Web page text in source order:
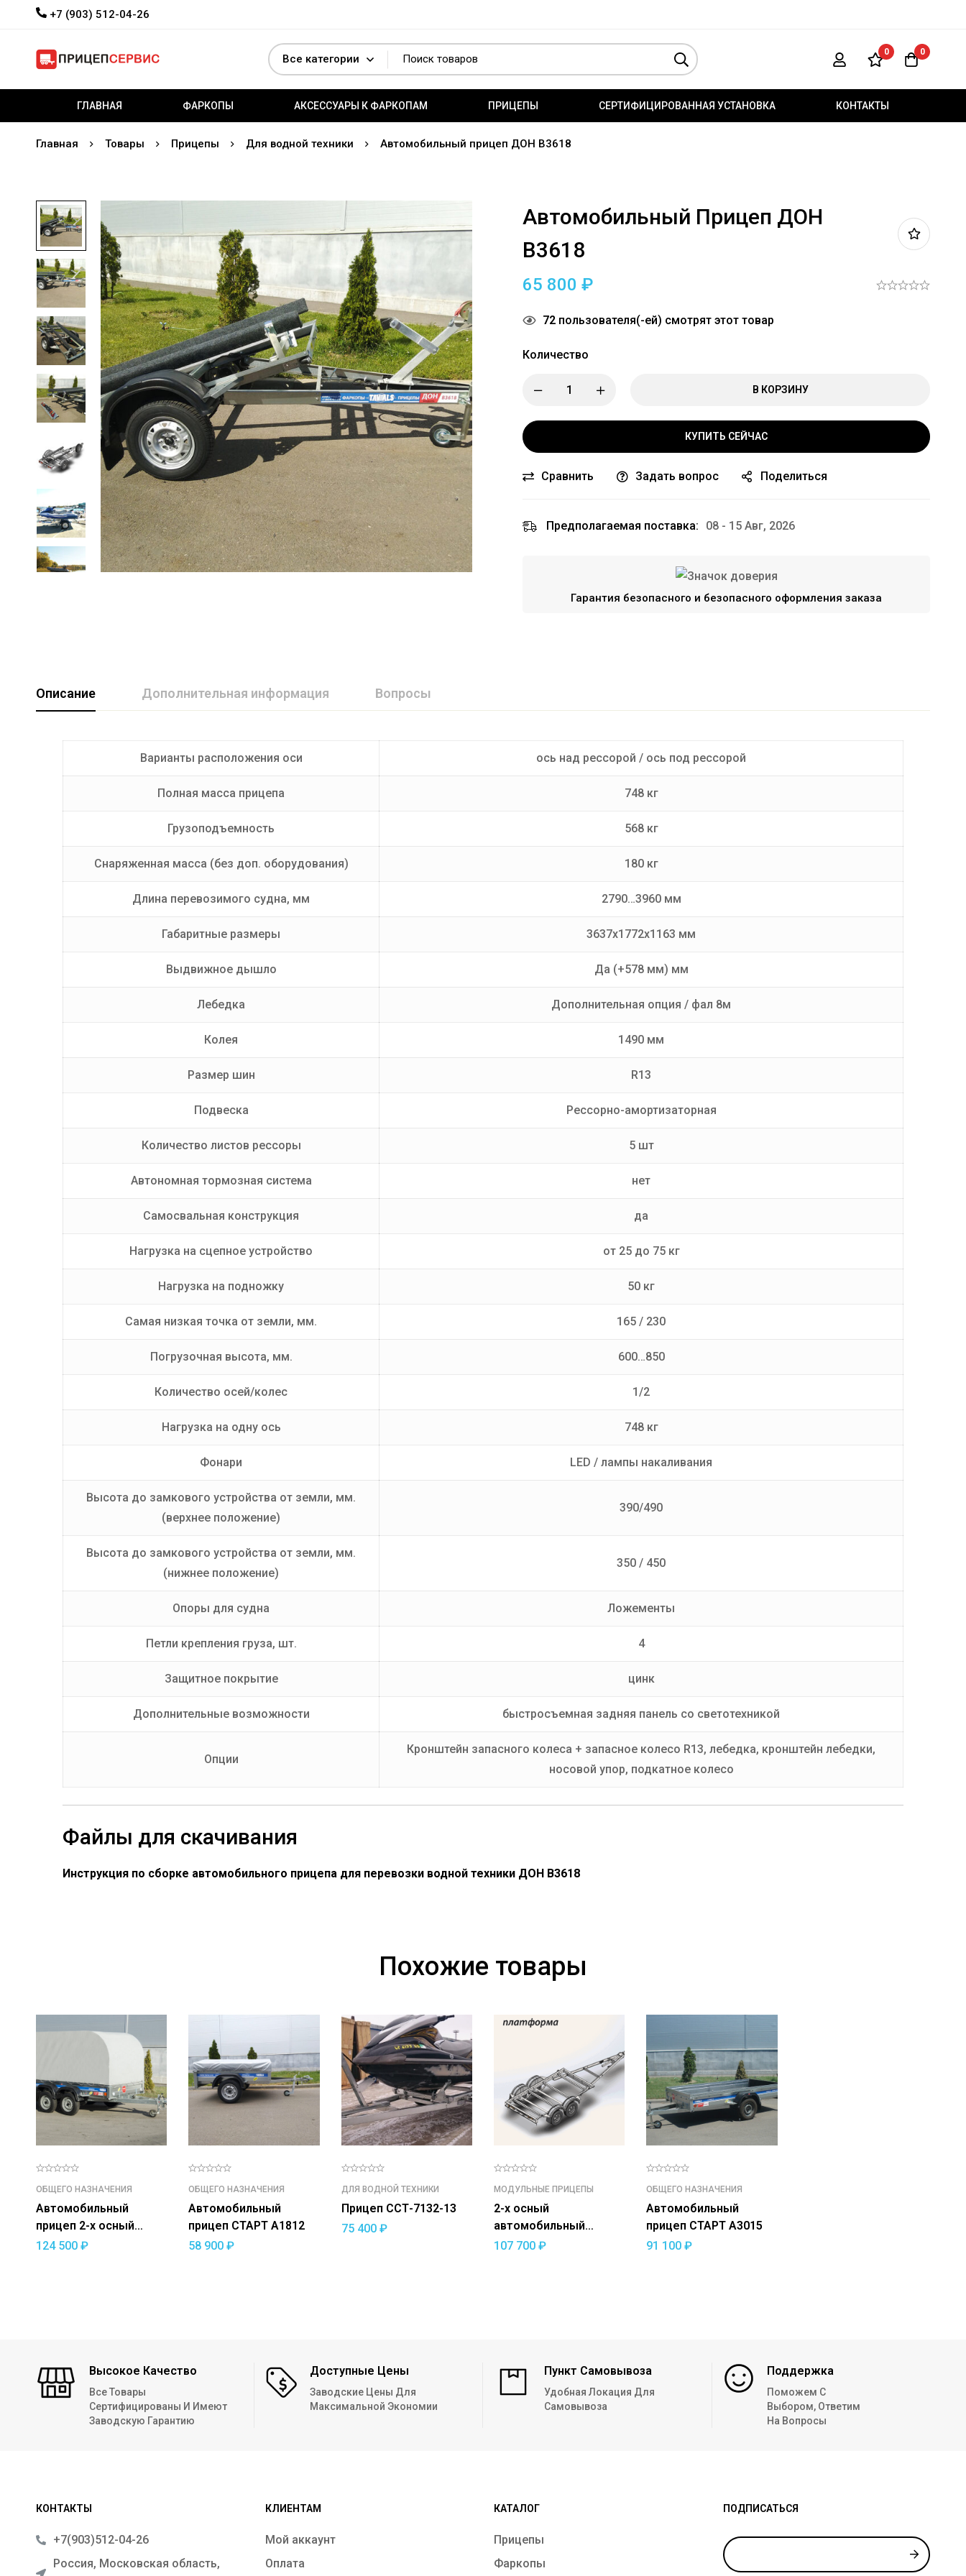
+7 (903) 512-04-26
0 0
ГЛАВНАЯ ФАРКОПЫ АКСЕССУАРЫ К ФАРКОПАМ ПРИЦЕПЫ СЕРТИФИЦИРОВАННАЯ УСТАНОВКА КОНТАКТЫ
Главная Товары Прицепы Для водной техники Автомобильный прицеп ДОН В3618
Автомобильный Прицеп ДОН
В3618
65 800 ₽
72 пользователя(-ей) смотрят этот товар
Количество
В КОРЗИНУ
КУПИТЬ СЕЙЧАС
Сравнить Задать вопрос Поделиться
Предполагаемая поставка: 08 - 15 Авг, 2026
Гарантия безопасного и безопасного оформления заказа
Описание Дополнительная информация Вопросы
Варианты расположения оси ось над рессорой / ось под рессорой
Полная масса прицепа 748 кг
Грузоподъемность 568 кг
Снаряженная масса (без доп. оборудования) 180 кг
Длина перевозимого судна, мм 2790…3960 мм
Габаритные размеры 3637х1772х1163 мм
Выдвижное дышло Да (+578 мм) мм
Лебедка Дополнительная опция / фал 8м
Колея 1490 мм
Размер шин R13
Подвеска Рессорно-амортизаторная
Количество листов рессоры 5 шт
Автономная тормозная система нет
Самосвальная конструкция да
Нагрузка на сцепное устройство от 25 до 75 кг
Нагрузка на подножку 50 кг
Самая низкая точка от земли, мм. 165 / 230
Погрузочная высота, мм. 600…850
Количество осей/колес 1/2
Нагрузка на одну ось 748 кг
Фонари LED / лампы накаливания
Высота до замкового устройства от земли, мм.
(верхнее положение)
390/490
Высота до замкового устройства от земли, мм.
(нижнее положение)
350 / 450
Опоры для судна Ложементы
Петли крепления груза, шт. 4
Защитное покрытие цинк
Дополнительные возможности быстросъемная задняя панель со светотехникой
Опции
Кронштейн запасного колеса + запасное колесо R13, лебедка, кронштейн лебедки,
носовой упор, подкатное колесо
Файлы для скачивания
Инструкция по сборке автомобильного прицепа для перевозки водной техники ДОН В3618
Грузоподъемность (кг)
Производитель
Похожие товары
ОБЩЕГО НАЗНАЧЕНИЯ
Автомобильный
прицеп 2-х осный
СТАРТ-2 С3015
124 500 ₽
ОБЩЕГО НАЗНАЧЕНИЯ
Автомобильный
прицеп СТАРТ A1812
58 900₽
ДЛЯ ВОДНОЙ ТЕХНИКИ
Прицеп ССТ-7132-13
75 400 ₽
МОДУЛЬНЫЕ ПРИЦЕПЫ
2-х осный
автомобильный
модульный прицеп
107 700 ₽
ОБЩЕГО НАЗНАЧЕНИЯ
Автомобильный
прицеп СТАРТ A3015
91 100₽
Высокое Качество
Все Товары
Сертифицированы И Имеют
Заводскую Гарантию
Доступные Цены
Заводские Цены Для
Максимальной Экономии
Пункт Самовывоза
Удобная Локация Для
Самовывоза
Поддержка
Поможем С
Выбором, Ответим
На Вопросы
КОНТАКТЫ
+7(903)512-04-26
Россия, Московская область,
КЛИЕНТАМ
Мой аккаунт
Оплата
КАТАЛОГ
Прицепы
Фаркопы
ПОДПИСАТЬСЯ